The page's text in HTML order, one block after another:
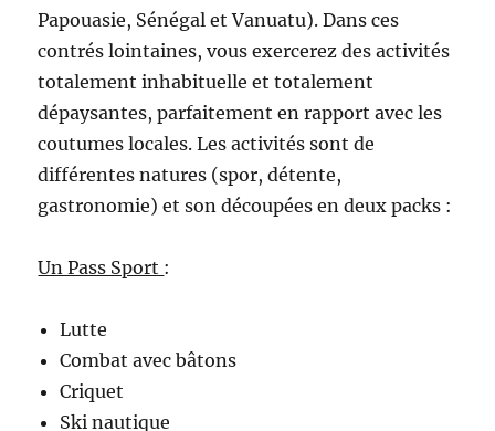
Papouasie, Sénégal et Vanuatu). Dans ces
contrés lointaines, vous exercerez des activités
totalement inhabituelle et totalement
dépaysantes, parfaitement en rapport avec les
coutumes locales. Les activités sont de
différentes natures (spor, détente,
gastronomie) et son découpées en deux packs :
Un Pass Sport :
Lutte
Combat avec bâtons
Criquet
Ski nautique